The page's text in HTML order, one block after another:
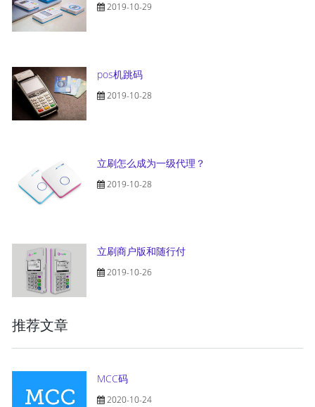
2019-10-29
pos机跳码
2019-10-28
立刷怎么成为一级代理？
2019-10-28
立刷商户版和随行付
2019-10-26
推荐文章
MCC码
2020-10-24